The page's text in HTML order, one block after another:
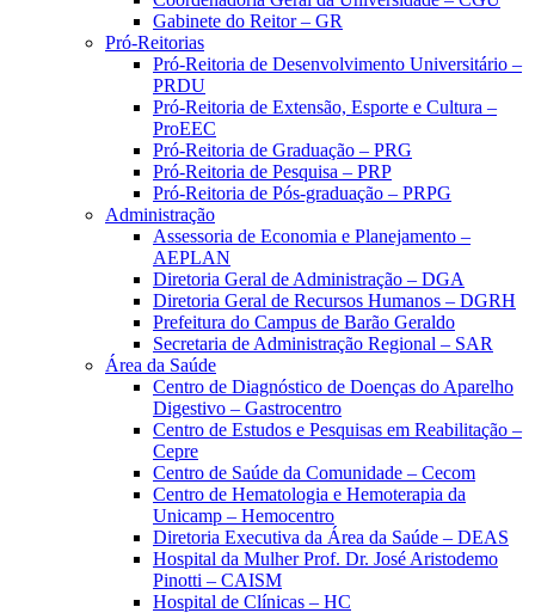
Gabinete do Reitor – GR
Pró-Reitorias
Pró-Reitoria de Desenvolvimento Universitário –
PRDU
Pró-Reitoria de Extensão, Esporte e Cultura –
ProEEC
Pró-Reitoria de Graduação – PRG
Pró-Reitoria de Pesquisa – PRP
Pró-Reitoria de Pós-graduação – PRPG
Administração
Assessoria de Economia e Planejamento –
AEPLAN
Diretoria Geral de Administração – DGA
Diretoria Geral de Recursos Humanos – DGRH
Prefeitura do Campus de Barão Geraldo
Secretaria de Administração Regional – SAR
Área da Saúde
Centro de Diagnóstico de Doenças do Aparelho
Digestivo – Gastrocentro
Centro de Estudos e Pesquisas em Reabilitação –
Cepre
Centro de Saúde da Comunidade – Cecom
Centro de Hematologia e Hemoterapia da
Unicamp – Hemocentro
Diretoria Executiva da Área da Saúde – DEAS
Hospital da Mulher Prof. Dr. José Aristodemo
Pinotti – CAISM
Hospital de Clínicas – HC